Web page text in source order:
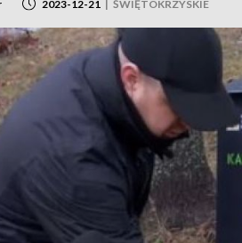
2023-12-21 | ŚWIĘTOKRZYSKIE